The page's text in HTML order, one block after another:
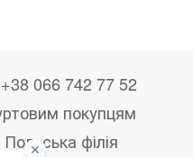
+38 066 742 77 52
покупцям
Польська філія